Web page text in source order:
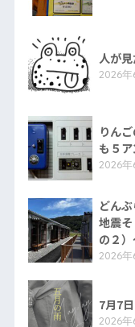
人が見
2026年
りん
も５
2026年
どん
地震
の２
2026年
7月7
2026年